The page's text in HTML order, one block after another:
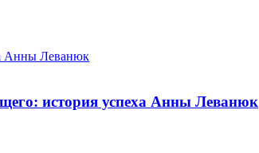
история успеха Анны Леванюк